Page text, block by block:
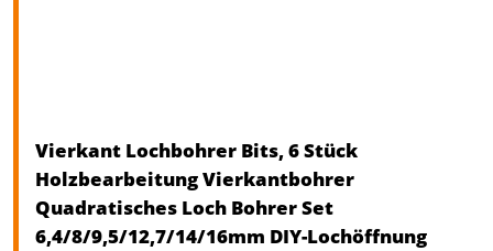
Vierkant Lochbohrer Bits, 6 Stück
Holzbearbeitung Vierkantbohrer
Quadratisches Loch Bohrer Set
6,4/8/9,5/12,7/14/16mm DIY-Lochöffnung